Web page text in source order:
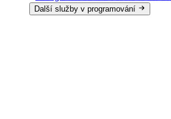
Další služby v programování